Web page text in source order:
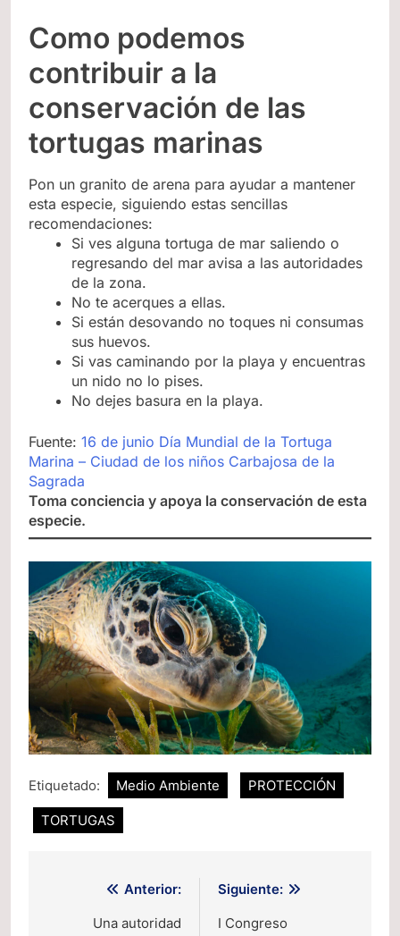
Como podemos
contribuir a la
conservación de las
tortugas marinas
Pon un granito de arena para ayudar a mantener
esta especie, siguiendo estas sencillas
recomendaciones:
Si ves alguna tortuga de mar saliendo o
regresando del mar avisa a las autoridades
de la zona.
No te acerques a ellas.
Si están desovando no toques ni consumas
sus huevos.
Si vas caminando por la playa y encuentras
un nido no lo pises.
No dejes basura en la playa.
Fuente: 16 de junio Día Mundial de la Tortuga
Marina – Ciudad de los niños Carbajosa de la
Sagrada
Toma conciencia y apoya la conservación de esta
especie.
Etiquetado: Medio Ambiente PROTECCIÓN
TORTUGAS
Navegación
Anterior:
Una autoridad
Siguiente:
I Congreso